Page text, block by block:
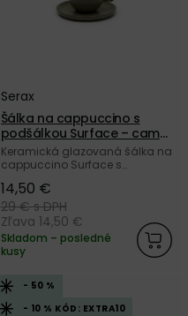
Serax
Šálka na cappuccino s
podšálkou Surface – camo
zelená
Keramická glazovaná šálka na
cappuccino Surface s
farbe od belgickej značky
Serax.
14,50 €
29 €s DPH
Zľava 14,50 €
Skladom – posledné
kusy
- 50 %
- 10 % KÓD: EXTRA10